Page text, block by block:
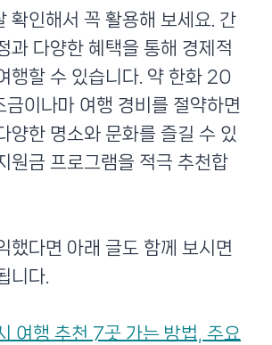
확인해서 꼭 활용해 보세요. 간
과 다양한 혜택을 통해 경제적
행할 수 있습니다. 약 한화 20
금이나마 여행 경비를 절약하면
양한 명소와 문화를 즐길 수 있
원금 프로그램을 적극 추천합
했다면 아래 글도 함께 보시면
니다.
여행 추천 7곳 가는 방법, 주요